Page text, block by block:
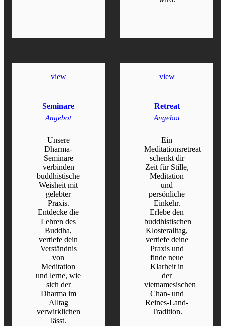
view
Seminare
Angebot
Unsere
Dharma-
Seminare
verbinden
buddhistische
Weisheit mit
gelebter
Praxis.
Entdecke die
Lehren des
Buddha,
vertiefe dein
Verständnis
von
Meditation
und lerne, wie
sich der
Dharma im
Alltag
verwirklichen
lässt.
view
Retreat
Angebot
Ein
Meditationsretreat
schenkt dir
Zeit für Stille,
Meditation
und
persönliche
Einkehr.
Erlebe den
buddhistischen
Klosteralltag,
vertiefe deine
Praxis und
finde neue
Klarheit in
der
vietnamesischen
Chan- und
Reines-Land-
Tradition.